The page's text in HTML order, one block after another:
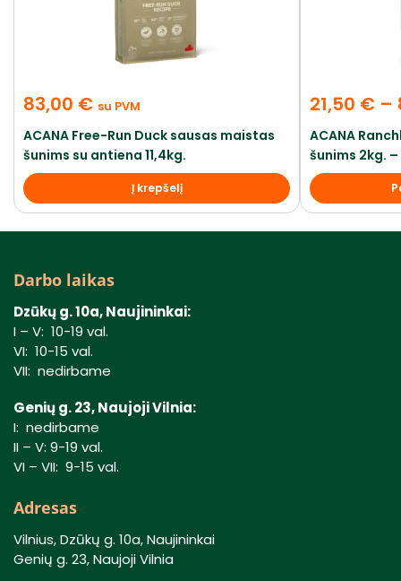
83,00 € su PVM
ACANA Free-Run Duck sausas maistas
šunims su antiena 11,4kg.
Į krepšelį
21,50 € –
ACANA
šunims 2kg. –
Darbo laikas
Dzūkų g. 10a, Naujininkai:
I – V: 10-19 val.
VI: 10-15 val.
VII: nedirbame
Genių g. 23, Naujoji Vilnia:
I: nedirbame
II – V: 9-19 val.
VI – VII: 9-15 val.
Adresas
Vilnius, Dzūkų g. 10a, Naujininkai
Genių g. 23, Naujoji Vilnia